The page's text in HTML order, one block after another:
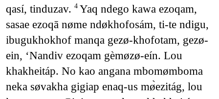
qasí, tinduzav. 4 Yaq ndego kawa ezoqam,
sasae ezoqā nøme ndøkhofosám, ti-te ndigu,
ibugukhokhof manqa gezø-khofotam, gezø-
ein, ‘Nandiv ezoqam gèmøzø-eín. Lou
khakheitáp. No kao angana mbomømboma
neka søvakha gigiap enaq-us mø̀ezitág, lou